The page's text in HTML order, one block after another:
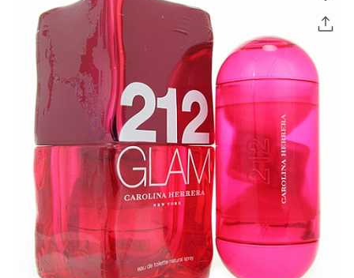
Скопировать
ссылку
Telegram
WhatsApp
Viber
ВКонтакте
Одноклассники